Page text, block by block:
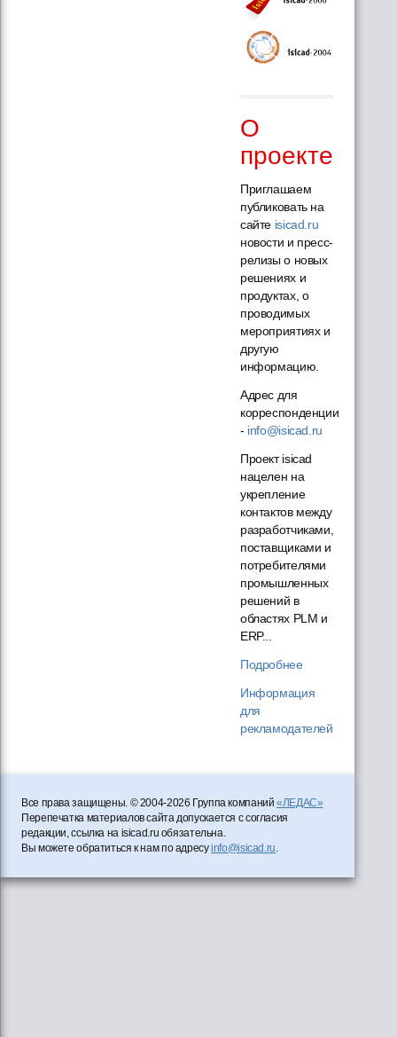
О
проекте
Приглашаем
публиковать на
сайте isicad.ru
новости и пресс-
релизы о новых
решениях и
продуктах, о
проводимых
мероприятиях и
другую
информацию.
Адрес для
корреспонденции
- info@isicad.ru
Проект isicad
нацелен на
укрепление
контактов между
разработчиками,
поставщиками и
потребителями
промышленных
решений в
областях PLM и
ERP...
Подробнее
Информация
для
рекламодателей
Все права защищены. © 2004-2026 Группа компаний«ЛЕДАС»
Перепечатка материалов сайта допускается с согласия
редакции, ссылка на isicad.ru обязательна.
Вы можете обратиться к нам по адресуinfo@isicad.ru.